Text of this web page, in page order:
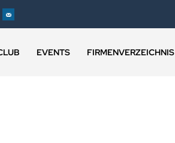
EVENTS FIRMENVERZEICHNIS